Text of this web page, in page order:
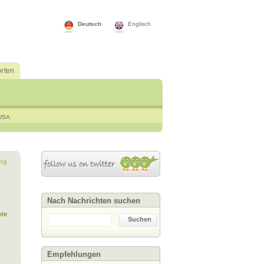
Englisch
Deutsch
Nach Nachrichten suchen
Suchen
Empfehlungen